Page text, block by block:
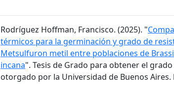
Rodríguez Hoffman, Francisco. (2025). "
térmicos para la germinación y grado de
Metsulfuron metil entre poblaciones de
incana". Tesis de Grado para obtener el
otorgado por la Universidad de Buenos